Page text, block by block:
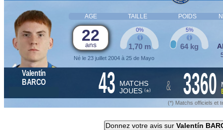
AGE TAILLE POIDS
22
ans
Né le 23 juillet 2004 à 25 de Mayo
1,70 m
0%
64 kg
5%
Valentín
BARCO
43 MATCHS
JOUES (*) & 3360
(*) Matchs officiels et
Donnez votre avis sur Valentín